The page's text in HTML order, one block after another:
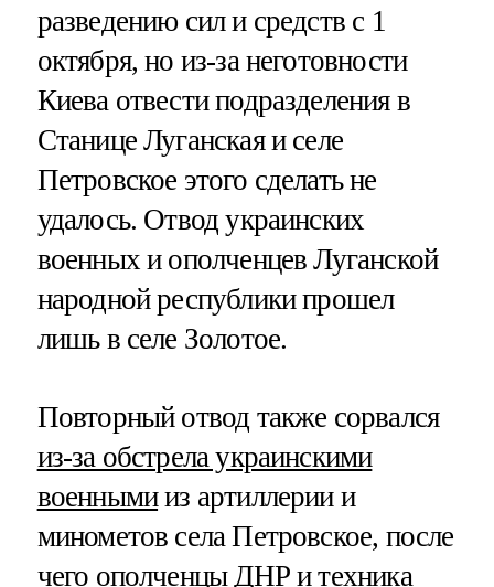
разведению сил и средств с 1
октября, но из-за неготовности
Киева отвести подразделения в
Станице Луганская и селе
Петровское этого сделать не
удалось. Отвод украинских
военных и ополченцев Луганской
народной республики прошел
лишь в селе Золотое.
Повторный отвод также сорвался
из-за обстрела украинскими
военнымииз артиллерии и
минометов села Петровское, после
чего ополченцы ДНР и техника